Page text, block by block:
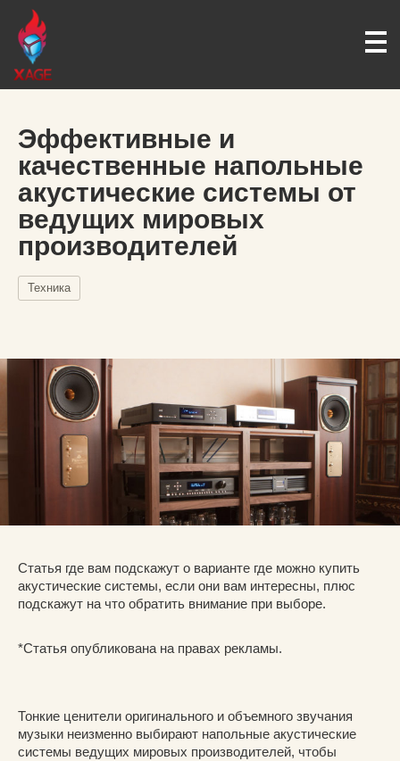
Эффективные и
качественные напольные
акустические системы от
ведущих мировых
производителей
Техника
Статья где вам подскажут о варианте где можно купить
акустические системы, если они вам интересны, плюс
подскажут на что обратить внимание при выборе.
*Статья опубликована на правах рекламы.
Тонкие ценители оригинального и объемного звучания
музыки неизменно выбирают напольные акустические
системы ведущих мировых производителей, чтобы